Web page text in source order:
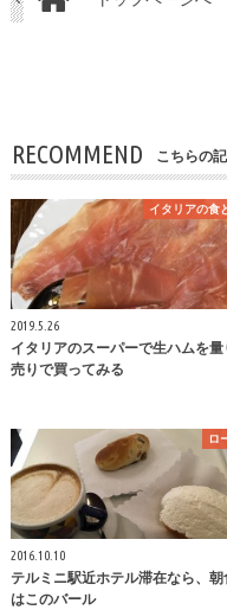
RECOMMEND こちらの
イタリアの食
2019.5.26
イタリアのスーパーで生ハムを量
売りで買ってみる
ロ
2016.10.10
テルミニ駅近ホテル滞在なら、朝
はこのバール